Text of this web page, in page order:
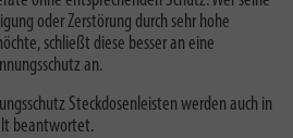
oder Zerstörung durch sehr hohe
schließt diese besser an eine
an.
Steckdosenleisten werden auch in
beantwortet.